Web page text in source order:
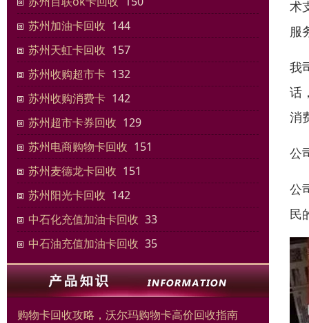
苏州加油卡回收 144
苏州天虹卡回收 157
苏州收购超市卡 132
苏州收购消费卡 142
苏州超市卡券回收 129
苏州电商购物卡回收 151
苏州麦德龙卡回收 151
苏州阳光卡回收 142
中石化充值加油卡回收 33
中石油充值加油卡回收 35
购物卡回收攻略，沃尔玛购物卡高价回收指南
术
服
我
话
消
公
公
民